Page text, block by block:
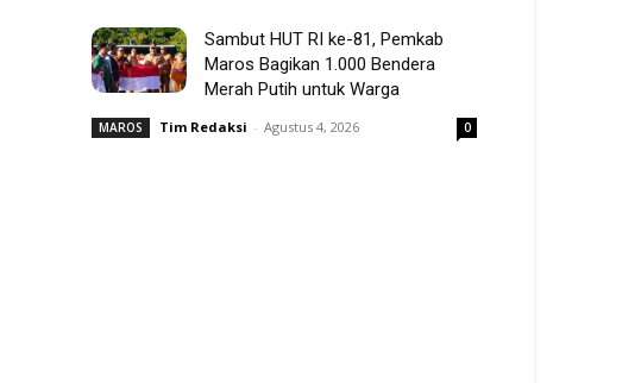
Sambut HUT RI ke-81, Pemkab
Maros Bagikan 1.000 Bendera
Merah Putih untuk Warga
MAROS Tim Redaksi - Agustus 4, 2026 0